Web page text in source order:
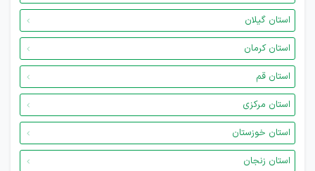
استان گیلان
استان کرمان
استان قم
استان مرکزی
استان خوزستان
استان زنجان